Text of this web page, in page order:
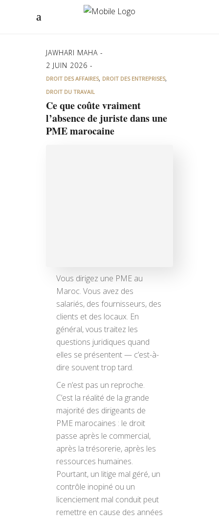
JAWHARI MAHA
2 JUIN 2026
DROIT DES AFFAIRES, DROIT DES ENTREPRISES,
DROIT DU TRAVAIL
Ce que coûte vraiment
l’absence de juriste dans une
PME marocaine
Vous dirigez une PME au
Maroc. Vous avez des
salariés, des fournisseurs, des
clients et des locaux. En
général, vous traitez les
questions juridiques quand
elles se présentent — c’est-à-
dire souvent trop tard.
Ce n’est pas un reproche.
C’est la réalité de la grande
majorité des dirigeants de
PME marocaines : le droit
passe après le commercial,
après la trésorerie, après les
ressources humaines.
Pourtant, un litige mal géré, un
contrôle inopiné ou un
licenciement mal conduit peut
remettre en cause des années